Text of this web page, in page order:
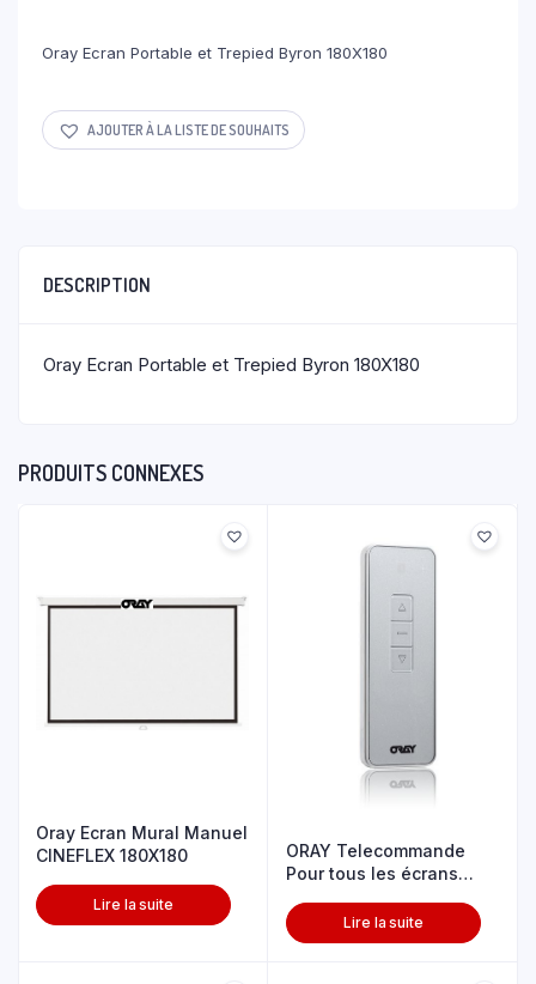
Oray Ecran Portable et Trepied Byron 180X180
AJOUTER À LA LISTE DE SOUHAITS
DESCRIPTION
Oray Ecran Portable et Trepied Byron 180X180
PRODUITS CONNEXES
Oray Ecran Mural Manuel
CINEFLEX 180X180
Lire la suite
ORAY Telecommande
Pour tous les écrans
Lire la suite